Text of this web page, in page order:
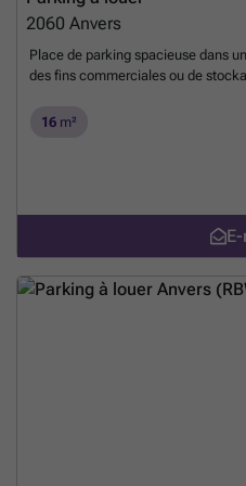
2060 Anvers
Place de parking spacieuse dans
des fins commerciales ou de
16 m²